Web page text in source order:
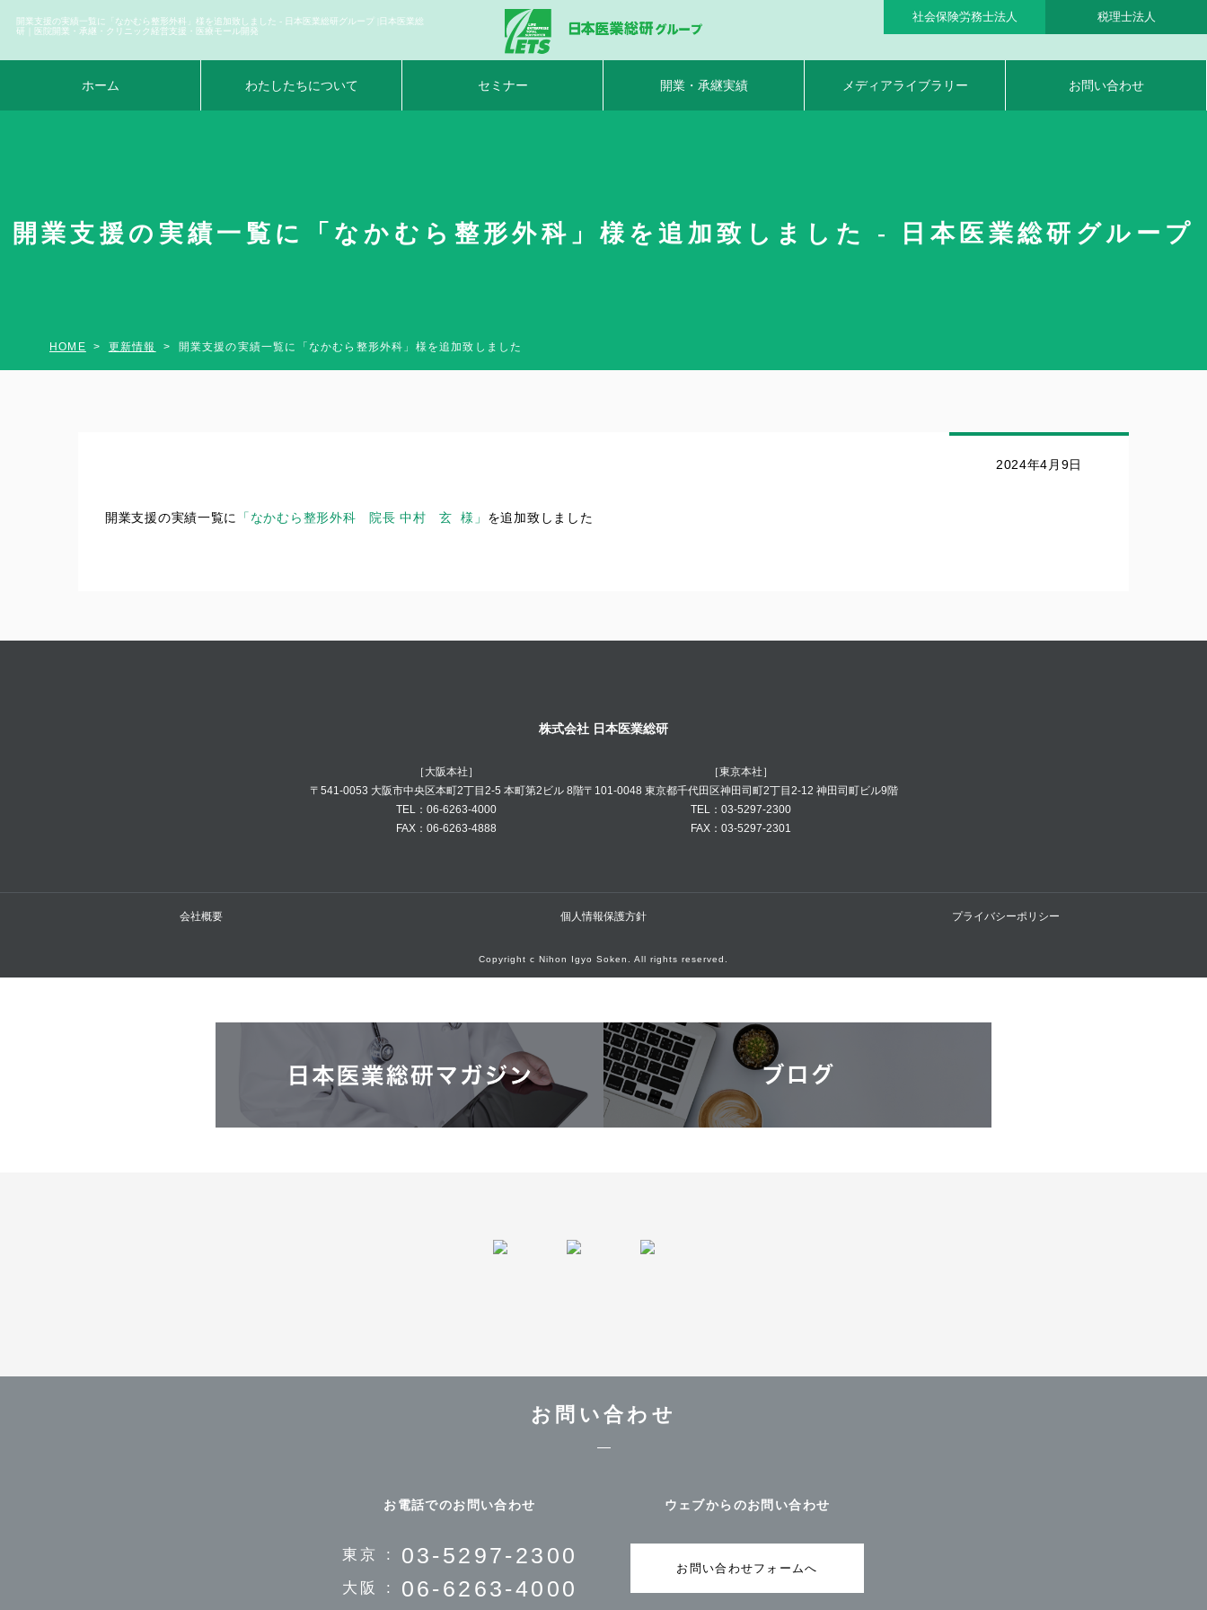
開業支援の実績一覧に「なかむら整形外科」様を追加致しました - 日本医業総研グループ |日本医業総
研｜医院開業・承継・クリニック経営支援・医療モール開発
社会保険労務士法人 税理士法人
ホーム わたしたちについて セミナー 開業・承継実績 メディアライブラリー お問い合わせ
開業支援の実績一覧に「なかむら整形外科」様を追加致しました - 日本医業総研グループ
HOME 更新情報 開業支援の実績一覧に「なかむら整形外科」様を追加致しました
2024年4月9日
開業支援の実績一覧に 「なかむら整形外科 院長 中村 玄 様」 を追加致しました
株式会社 日本医業総研
［大阪本社］
〒541-0053 大阪市中央区本町2丁目2-5 本町第2ビル 8階
TEL：06-6263-4000
FAX：06-6263-4888
［東京本社］
〒101-0048 東京都千代田区神田司町2丁目2-12 神田司町ビル9階
TEL：03-5297-2300
FAX：03-5297-2301
会社概要 個人情報保護方針 プライバシーポリシー
Copyright c Nihon Igyo Soken. All rights reserved.
お問い合わせ
お電話でのお問い合わせ
東京 : 03-5297-2300
大阪 : 06-6263-4000
ウェブからのお問い合わせ
お問い合わせフォームへ